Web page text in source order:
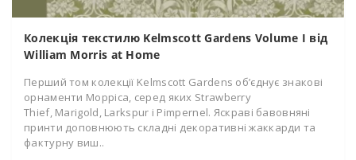
Колекція текстилю Kelmscott Gardens Volume I від
William Morris at Home
Перший том колекції Kelmscott Gardens об’єднує знакові
орнаменти Морріса, серед яких Strawberry
Thief, Marigold, Larkspur і Pimpernel. Яскраві бавовняні
принти доповнюють складні декоративні жаккарди та
фактурну виш..